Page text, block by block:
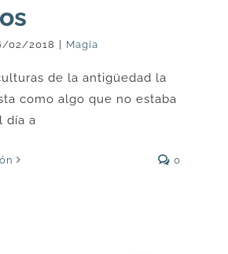
02/2018 | Magia
de la antigüedad la
como algo que no estaba
día a
0